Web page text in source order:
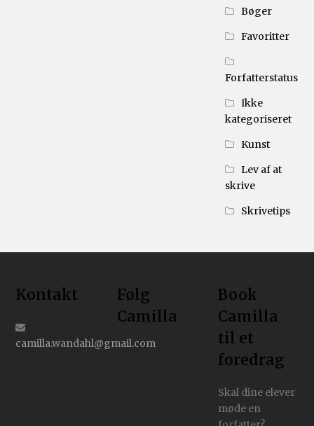
Bøger
Favoritter
Forfatterstatus
Ikke
kategoriseret
Kunst
Lev af at
skrive
Skrivetips
Kontakt
camilla.wandahl@gmail.com
Følg
Camilla
Book
Camilla
til et
foredrag
Skal dine elever
møde en